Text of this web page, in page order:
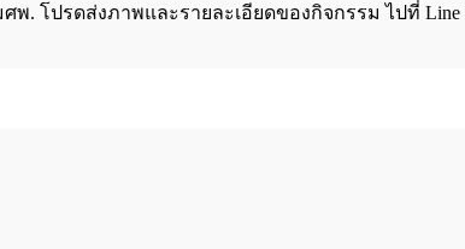
ปรดส่งภาพและรายละเอียดของกิจกรรม ไปที่ Line